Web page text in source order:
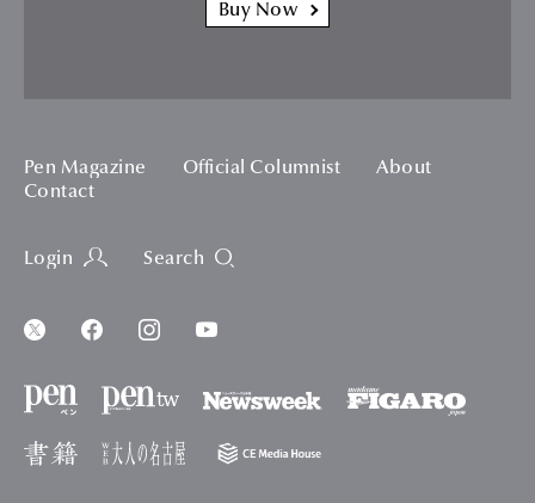
Buy Now
Pen Magazine Official Columnist
About
Contact
Login Search